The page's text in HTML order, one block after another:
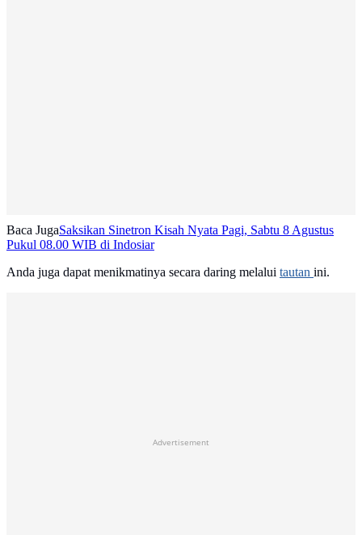
Baca JugaSaksikan Sinetron Kisah Nyata Pagi, Sabtu 8 Agustus
Pukul 08.00 WIB di Indosiar
Anda juga dapat menikmatinya secara daring melalui tautan ini.
Advertisement